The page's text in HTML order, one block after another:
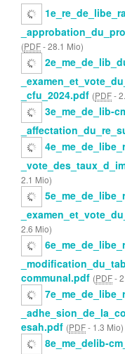
(PDF-28.1 Mio)
_cfu_2024.pdf (PDF-
3e_me_de_lib-
2.1 Mio)
2.6 Mio)
communal.pdf (PDF-
esah.pdf (PDF- 1.3 Mio)
8e_me_delib-